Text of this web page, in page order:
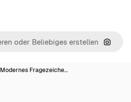
Nach
Modernes Fragezeiche…